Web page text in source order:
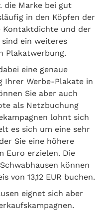
die Marke bei gut
in den Köpfen der
Kontaktdichte und der
ein weiteres
Plakatwerbung.
eine genaue
Ihrer Werbe-Plakate in
Sie aber auch
als Netzbuchung
lohnt sich
es sich um eine sehr
Sie eine höhere
Euro erzielen. Die
können
von 13,12 EUR buchen.
eignet sich aber